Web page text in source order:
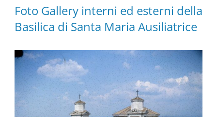
Foto Gallery interni ed esterni della
Basilica di Santa Maria Ausiliatrice